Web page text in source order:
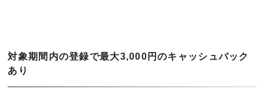
対象期間内の登録で最大3,000円のキャッシュバック
あり